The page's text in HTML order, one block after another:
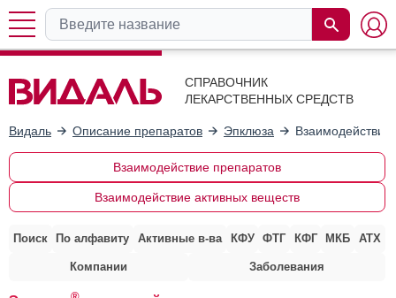
СПРАВОЧНИК
ЛЕКАРСТВЕННЫХ СРЕДСТВ
Видаль Описание препаратов Эпклюза
Взаимодействие препаратов
Взаимодействие активных веществ
Поиск По алфавиту Активные в-ва КФУ ФТГ КФГ МКБ АТХ
Компании Заболевания